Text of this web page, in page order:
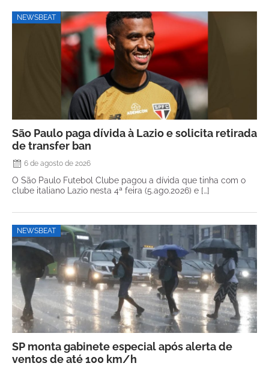
NEWSBEAT
São Paulo paga dívida à Lazio e solicita retirada
de transfer ban
6 de agosto de 2026
O São Paulo Futebol Clube pagou a dívida que tinha com o
clube italiano Lazio nesta 4ª feira (5.ago.2026) e […]
NEWSBEAT
SP monta gabinete especial após alerta de
ventos de até 100 km/h